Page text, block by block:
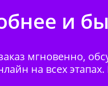
и
мгновенно,
на всех